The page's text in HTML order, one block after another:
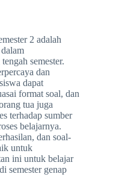
2 adalah
semester.
dan
dapat
format soal, dan
tua juga
terhadap sumber
belajarnya.
dan soal-
untuk
ini untuk belajar
semester genap